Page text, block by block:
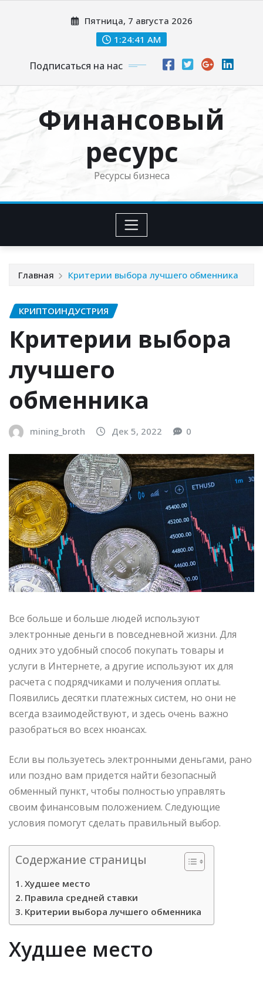
Пятница, 7 августа 2026
1:24:43 AM
Подписаться на нас
Финансовый
ресурс
Ресурсы бизнеса
Главная Критерии выбора лучшего обменника
КРИПТОИНДУСТРИЯ
Критерии выбора
лучшего
обменника
mining_broth Дек 5, 2022 0
Все больше и больше людей используют
электронные деньги в повседневной жизни. Для
одних это удобный способ покупать товары и
услуги в Интернете, а другие используют их для
расчета с подрядчиками и получения оплаты.
Появились десятки платежных систем, но они не
всегда взаимодействуют, и здесь очень важно
разобраться во всех нюансах.
Если вы пользуетесь электронными деньгами, рано
или поздно вам придется найти безопасный
обменный пункт, чтобы полностью управлять
своим финансовым положением. Следующие
условия помогут сделать правильный выбор.
Содержание страницы
Худшее место
Правила средней ставки
Критерии выбора лучшего обменника
Худшее место